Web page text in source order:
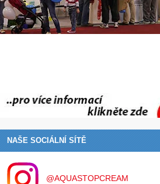
NAŠE SOCIÁLNÍ SÍTĚ
@AQUASTOPCREAM